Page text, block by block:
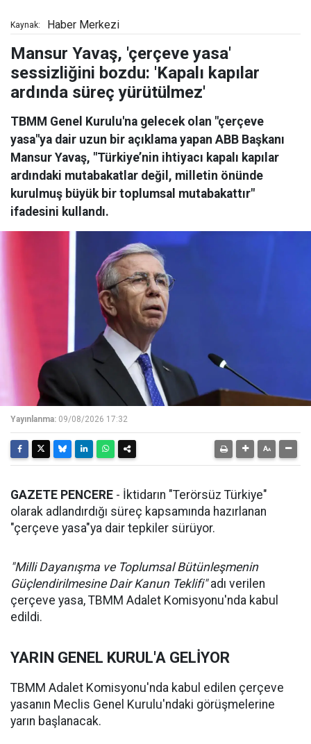
Kaynak: Haber Merkezi
Mansur Yavaş, 'çerçeve yasa'
sessizliğini bozdu: 'Kapalı kapılar
ardında süreç yürütülmez'
TBMM Genel Kurulu'na gelecek olan "çerçeve
yasa"ya dair uzun bir açıklama yapan ABB Başkanı
Mansur Yavaş, "Türkiye’nin ihtiyacı kapalı kapılar
ardındaki mutabakatlar değil, milletin önünde
kurulmuş büyük bir toplumsal mutabakattır"
ifadesini kullandı.
Yayınlanma: 09/08/2026 17:32
GAZETE PENCERE - İktidarın "Terörsüz Türkiye"
olarak adlandırdığı süreç kapsamında hazırlanan
"çerçeve yasa"ya dair tepkiler sürüyor.
"Milli Dayanışma ve Toplumsal Bütünleşmenin
Güçlendirilmesine Dair Kanun Teklifi"adı verilen
çerçeve yasa, TBMM Adalet Komisyonu'nda kabul
edildi.
YARIN GENEL KURUL'A GELİYOR
TBMM Adalet Komisyonu'nda kabul edilen çerçeve
yasanın Meclis Genel Kurulu'ndaki görüşmelerine
yarın başlanacak.